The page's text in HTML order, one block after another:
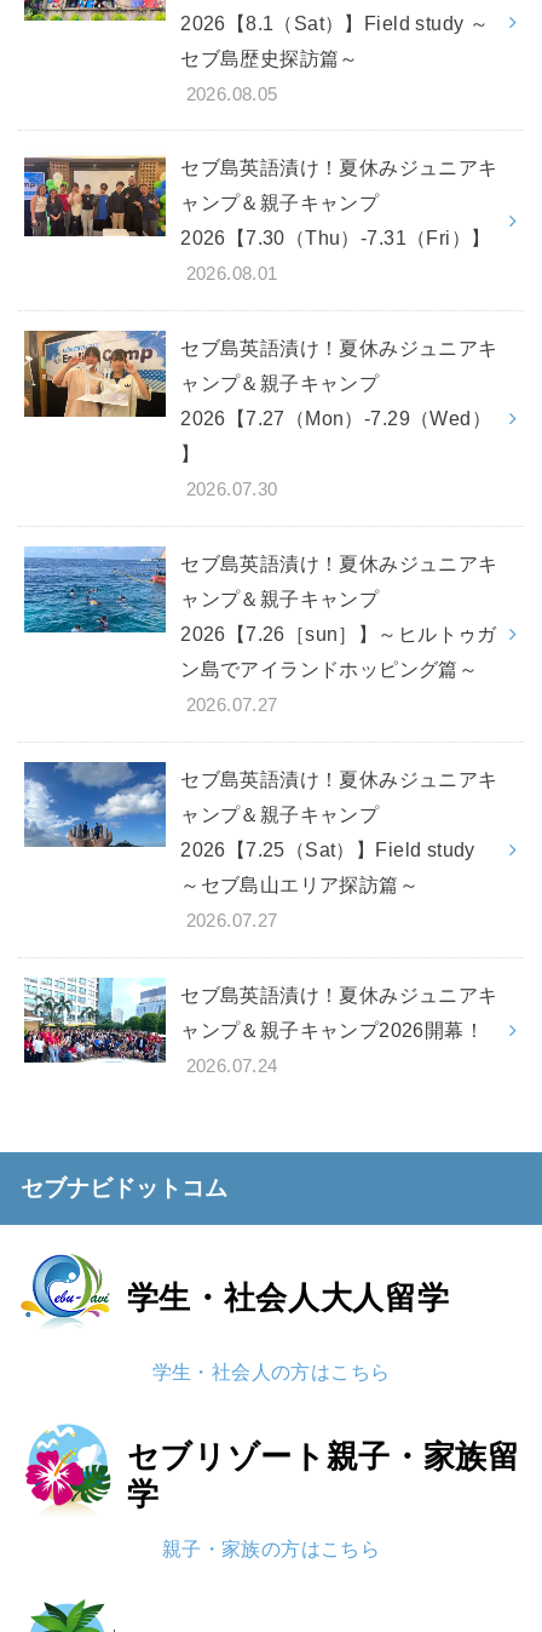
2026【8.1（Sat）】Field study ～
セブ島歴史探訪篇～
2026.08.05
セブ島英語漬け！夏休みジュニアキ
ャンプ＆親子キャンプ
2026【7.30（Thu）-7.31（Fri）】
2026.08.01
セブ島英語漬け！夏休みジュニアキ
ャンプ＆親子キャンプ
2026【7.27（Mon）-7.29（Wed）
】
2026.07.30
セブ島英語漬け！夏休みジュニアキ
ャンプ＆親子キャンプ
2026【7.26［sun］】～ヒルトゥガ
ン島でアイランドホッピング篇～
2026.07.27
セブ島英語漬け！夏休みジュニアキ
ャンプ＆親子キャンプ
2026【7.25（Sat）】Field study
～セブ島山エリア探訪篇～
2026.07.27
セブ島英語漬け！夏休みジュニアキ
ャンプ＆親子キャンプ2026開幕！
2026.07.24
セブナビドットコム
学生・社会人大人留学
学生・社会人の方はこちら
セブリゾート 親子・家族留
学
親子・家族の方はこちら